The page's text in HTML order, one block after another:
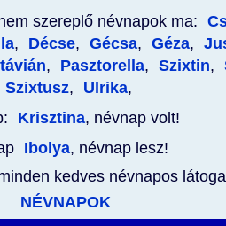
szereplő névnapok ma:
, Décse, Gécsa, Géza,
, Pasztorella, Szixtin,
Szixtusz, Ulrika,
Krisztina, névnap volt!
Ibolya, névnap lesz!
kedves névnapos
NÉVNAPOK